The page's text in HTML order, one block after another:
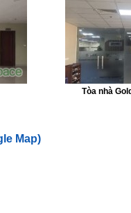
Tòa nhà
Map)